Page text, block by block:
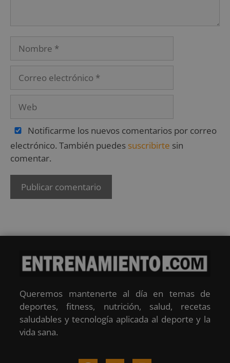
Notificarme los nuevos comentarios por correo
electrónico. También puedes suscribirte sin
comentar.
Queremos mantenerte al día en temas de
deportes, fitness, nutrición, salud, recetas
saludables y tecnología aplicada al deporte y la
vida sana.